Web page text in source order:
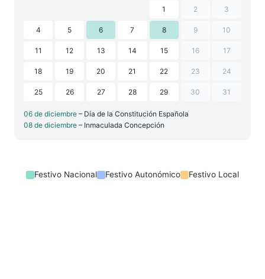
1 2 3
4 5 6 7 8 9 10
11 12 13 14 15 16 17
18 19 20 21 22 23 24
25 26 27 28 29 30 31
06 de diciembre – Día de la Constitución Española
08 de diciembre – Inmaculada Concepción
Festivo Nacional Festivo Autonómico Festivo Local